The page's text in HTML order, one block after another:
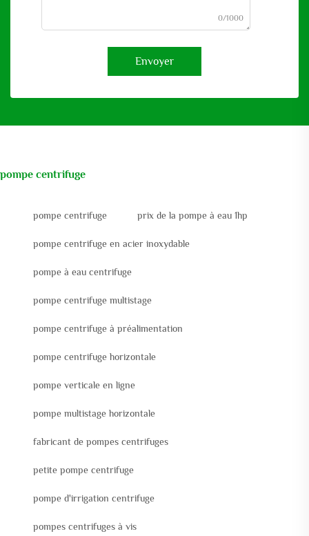
0/1000
Envoyer
pompe centrifuge
pompe centrifuge prix de la pompe à eau 1hp
pompe centrifuge en acier inoxydable
pompe à eau centrifuge
pompe centrifuge multistage
pompe centrifuge à préalimentation
pompe centrifuge horizontale
pompe verticale en ligne
pompe multistage horizontale
fabricant de pompes centrifuges
petite pompe centrifuge
pompe d'irrigation centrifuge
pompes centrifuges à vis